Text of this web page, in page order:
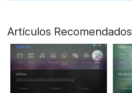
Artículos Recomendados